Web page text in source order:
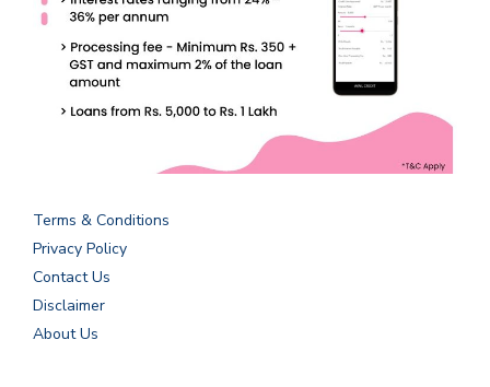
Terms & Conditions
Privacy Policy
Contact Us
Disclaimer
About Us